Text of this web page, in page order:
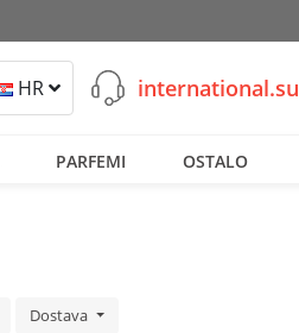
HR
PARFEMI OSTALO
Dostava